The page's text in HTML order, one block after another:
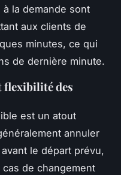
la demande sont
aux clients de
minutes, ce qui
de dernière minute.
flexibilité des
est un atout
annuler
le départ prévu,
de changement